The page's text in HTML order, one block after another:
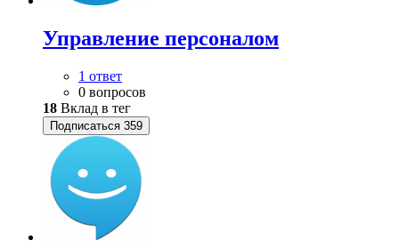
Управление персоналом
1 ответ
0 вопросов
18 Вклад в тег
Подписаться 359